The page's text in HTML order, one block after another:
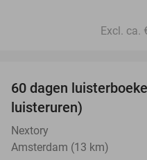
Excl. ca.
60 dagen
luisteruren)
Nextory
Amsterdam (13 km)